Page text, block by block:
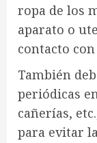
ropa de los
aparato o
contacto
También
periódicas
cañerías,
para evitar